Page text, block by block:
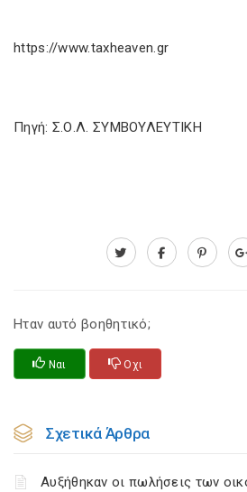
https://www.taxheaven.gr
Πηγή: Σ.Ο.Λ. ΣΥΜΒΟΥΛΕΥΤΙΚΗ
Ηταν αυτό βοηθητικό;
Ναι Οχι
Σχετικά Άρθρα
Αυξήθηκαν οι πωλήσεις των